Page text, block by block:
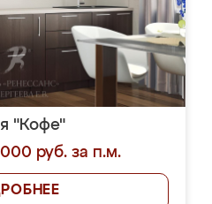
"Кофе"
руб. за п.м.